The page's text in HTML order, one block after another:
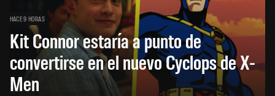
HACE 9 HORAS
Kit Connor estaría a punto de
convertirse en el nuevo Cyclops de X-
Men